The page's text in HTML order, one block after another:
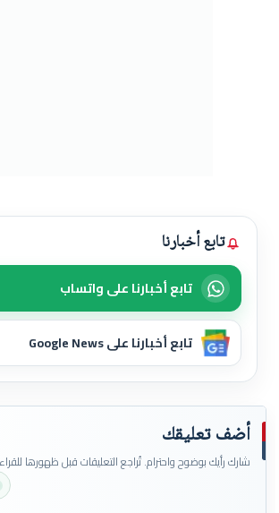
تابع أخبارنا
تابع أخبارنا على واتساب
تابع أخبارنا على Google News
أضف تعليقك
شارك رأيك بوضوح واحترام. تُراجع التعليقات قبل ظهورها